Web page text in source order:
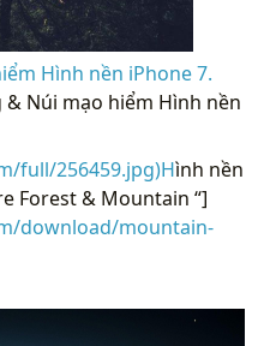
Hình nền iPhone 7.
& Núi mạo hiểm Hình nền
full/256459.jpg)Hình nền
Forest & Mountain “]
download/mountain-